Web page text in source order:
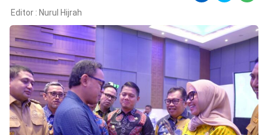
©
Copyright
2026
lensasulsel.com
.
All
Right
Reserved
Editor : Nurul Hijrah